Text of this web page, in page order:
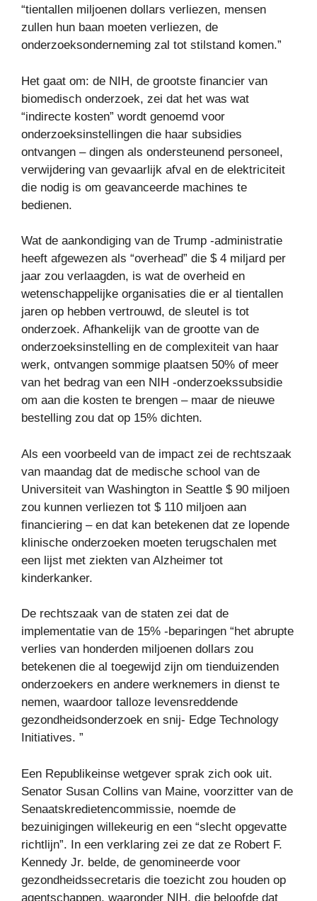
“tientallen miljoenen dollars verliezen, mensen
zullen hun baan moeten verliezen, de
onderzoeksonderneming zal tot stilstand komen.”
Het gaat om: de NIH, de grootste financier van
biomedisch onderzoek, zei dat het was wat
“indirecte kosten” wordt genoemd voor
onderzoeksinstellingen die haar subsidies
ontvangen – dingen als ondersteunend personeel,
verwijdering van gevaarlijk afval en de elektriciteit
die nodig is om geavanceerde machines te
bedienen.
Wat de aankondiging van de Trump -administratie
heeft afgewezen als “overhead” die $ 4 miljard per
jaar zou verlaagden, is wat de overheid en
wetenschappelijke organisaties die er al tientallen
jaren op hebben vertrouwd, de sleutel is tot
onderzoek. Afhankelijk van de grootte van de
onderzoeksinstelling en de complexiteit van haar
werk, ontvangen sommige plaatsen 50% of meer
van het bedrag van een NIH -onderzoekssubsidie ​​
om aan die kosten te brengen – maar de nieuwe
bestelling zou dat op 15% dichten.
Als een voorbeeld van de impact zei de rechtszaak
van maandag dat de medische school van de
Universiteit van Washington in Seattle $ 90 miljoen
zou kunnen verliezen tot $ 110 miljoen aan
financiering – en dat kan betekenen dat ze lopende
klinische onderzoeken moeten terugschalen met
een lijst met ziekten van Alzheimer tot
kinderkanker.
De rechtszaak van de staten zei dat de
implementatie van de 15% -beparingen “het abrupte
verlies van honderden miljoenen dollars zou
betekenen die al toegewijd zijn om tienduizenden
onderzoekers en andere werknemers in dienst te
nemen, waardoor talloze levensreddende
gezondheidsonderzoek en snij- Edge Technology
Initiatives. ”
Een Republikeinse wetgever sprak zich ook uit.
Senator Susan Collins van Maine, voorzitter van de
Senaatskredietencommissie, noemde de
bezuinigingen willekeurig en een “slecht opgevatte
richtlijn”. In een verklaring zei ze dat ze Robert F.
Kennedy Jr. belde, de genomineerde voor
gezondheidssecretaris die toezicht zou houden op
agentschappen, waaronder NIH, die beloofde dat